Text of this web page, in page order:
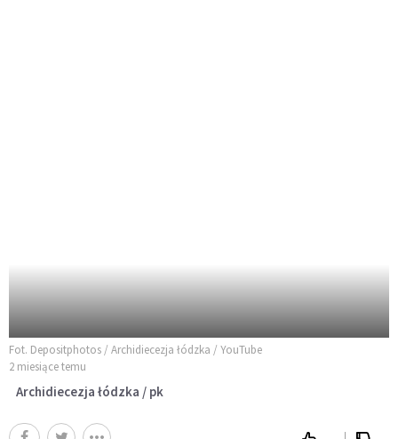
Fot. Depositphotos / Archidiecezja łódzka / YouTube
2 miesiące temu
Archidiecezja łódzka / pk